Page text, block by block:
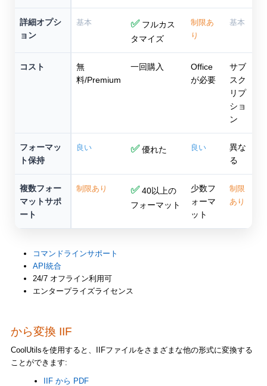
詳細オプシ
ョン
基本 ✅フルカス
タマイズ
制限あ
り
基本
コスト
無
料/Premium
一回購入
Office
が必要
サブ
スク
リプ
ショ
ン
フォーマッ
ト保持
良い ✅優れた 良い
異な
る
複数フォー
マットサポ
ート
制限あり ✅40以上の
フォーマット
少数フ
ォーマ
ット
制限
あり
コマンドラインサポート
API統合
24/7 オフライン利用可
エンタープライズライセンス
から変換 IIF
CoolUtilsを使用すると、IIFファイルをさまざまな他の形式に変換する
ことができます:
IIF から PDF